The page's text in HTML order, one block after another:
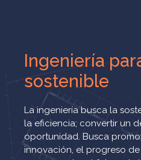
Ingeniería
sostenible
La ingeniería busca la
la eficiencia; convertir un
oportunidad. Busca
innovación, el progreso